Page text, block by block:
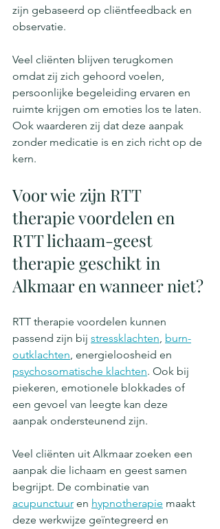
zijn gebaseerd op cliëntfeedback en
observatie.
Veel cliënten blijven terugkomen
omdat zij zich gehoord voelen,
persoonlijke begeleiding ervaren en
ruimte krijgen om emoties los te laten.
Ook waarderen zij dat deze aanpak
zonder medicatie is en zich richt op de
kern.
Voor wie zijn RTT
therapie voordelen en
RTT lichaam-geest
therapie geschikt in
Alkmaar en wanneer niet?
RTT therapie voordelen kunnen
passend zijn bij stressklachten, burn-
outklachten, energieloosheid en
psychosomatische klachten. Ook bij
piekeren, emotionele blokkades of
een gevoel van leegte kan deze
aanpak ondersteunend zijn.
Veel cliënten uit Alkmaar zoeken een
aanpak die lichaam en geest samen
begrijpt. De combinatie van
acupunctuur en hypnotherapie maakt
deze werkwijze geïntegreerd en